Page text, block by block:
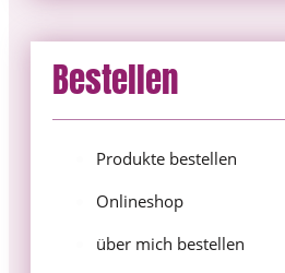
Bestellen
Produkte bestellen
Onlineshop
über mich bestellen